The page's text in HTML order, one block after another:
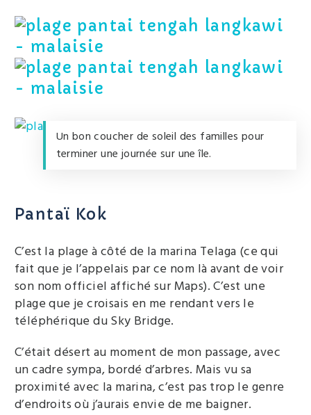
Un bon coucher de soleil des familles pour
terminer une journée sur une île.
Pantaï Kok
C’est la plage à côté de la marina Telaga (ce qui
fait que je l’appelais par ce nom là avant de voir
son nom officiel affiché sur Maps). C’est une
plage que je croisais en me rendant vers le
téléphérique du Sky Bridge.
C’était désert au moment de mon passage, avec
un cadre sympa, bordé d’arbres. Mais vu sa
proximité avec la marina, c’est pas trop le genre
d’endroits où j’aurais envie de me baigner.